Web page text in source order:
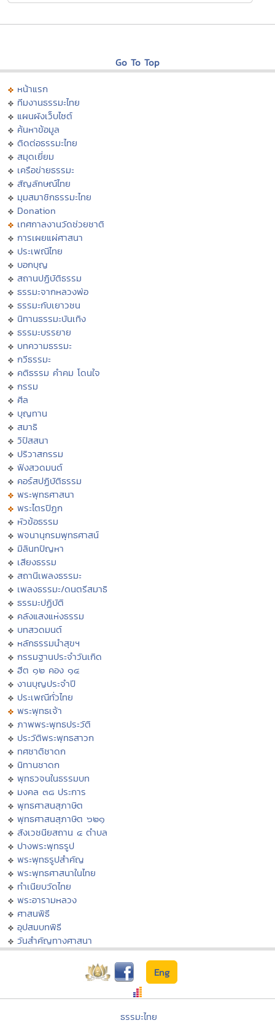
Go To Top
หน้าแรก
ทีมงานธรรมะไทย
แผนผังเว็บไซต์
ค้นหาข้อมูล
ติดต่อธรรมะไทย
สมุดเยี่ยม
เครือข่ายธรรมะ
สัญลักษณ์ไทย
มุมสมาชิกธรรมะไทย
Donation
เทศกาลงานวัดช่วยชาติ
การเผยแผ่ศาสนา
ประเพณีไทย
บอกบุญ
สถานปฏิบัติธรรม
ธรรมะจากหลวงพ่อ
ธรรมะกับเยาวชน
นิทานธรรมะบันเทิง
ธรรมะบรรยาย
บทความธรรมะ
กวีธรรมะ
คติธรรม คำคม โดนใจ
กรรม
ศีล
บุญทาน
สมาธิ
วิปัสสนา
ปริวาสกรรม
ฟังสวดมนต์
คอร์สปฏิบัติธรรม
พระพุทธศาสนา
พระไตรปิฏก
หัวข้อธรรม
พจนานุกรมพุทธศาสน์
มิลินทปัญหา
เสียงธรรม
สถานีเพลงธรรมะ
เพลงธรรมะ/ดนตรีสมาธิ
ธรรมะปฏิบัติ
คลังแสงแห่งธรรม
บทสวดมนต์
หลักธรรมนำสุขฯ
กรรมฐานประจำวันเกิด
ฮีต ๑๒ คอง ๑๔
งานบุญประจำปี
ประเพณีทั่วไทย
พระพุทธเจ้า
ภาพพระพุทธประวัติ
ประวัติพระพุทธสาวก
ทศชาติชาดก
นิทานชาดก
พุทธวจนในธรรมบท
มงคล ๓๘ ประการ
พุทธศาสนสุภาษิต
พุทธศาสนสุภาษิต ๖๒๑
สังเวชนียสถาน ๔ ตำบล
ปางพระพุทธรูป
พระพุทธรูปสำคัญ
พระพุทธศาสนาในไทย
ทำเนียบวัดไทย
พระอารามหลวง
ศาสนพิธี
อุปสมบทพิธี
วันสำคัญทางศาสนา
Eng
ธรรมะไทย